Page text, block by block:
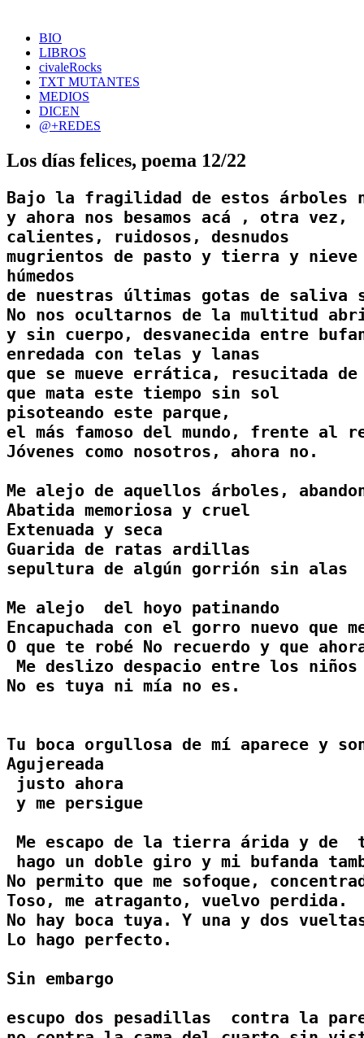
BIO
LIBROS
civaleRocks
TXT MUTANTES
MEDIOS
DICEN
@+REDES
Los días felices, poema 12/22
Bajo la fragilidad de estos árboles
y ahora nos besamos acá , otra vez,
calientes, ruidosos, desnudos
mugrientos de pasto y tierra y nieve
húmedos
de nuestras últimas gotas de
No nos ocultarnos de la multitud
y sin cuerpo, desvanecida entre
enredada con telas y lanas
que se mueve errática, resucitada de
que mata este tiempo sin sol
pisoteando este parque,
el más famoso del mundo, frente al
Jóvenes como nosotros, ahora no.
Me alejo de aquellos árboles,
Abatida memoriosa y cruel
Extenuada y seca
Guarida de ratas ardillas
sepultura de algún gorrión sin alas
Me alejo  del hoyo patinando
Encapuchada con el gorro nuevo
O que te robé No recuerdo y que
Me deslizo despacio entre los
No es tuya ni mía no es.
Tu boca orgullosa de mí aparece y
Agujereada
justo ahora
y me persigue
Me escapo de la tierra árida y de
hago un doble giro y mi bufanda
No permito que me sofoque,
Toso, me atraganto, vuelvo perdida.
No hay boca tuya. Y una y dos
Lo hago perfecto.
Sin embargo
escupo dos pesadillas  contra la